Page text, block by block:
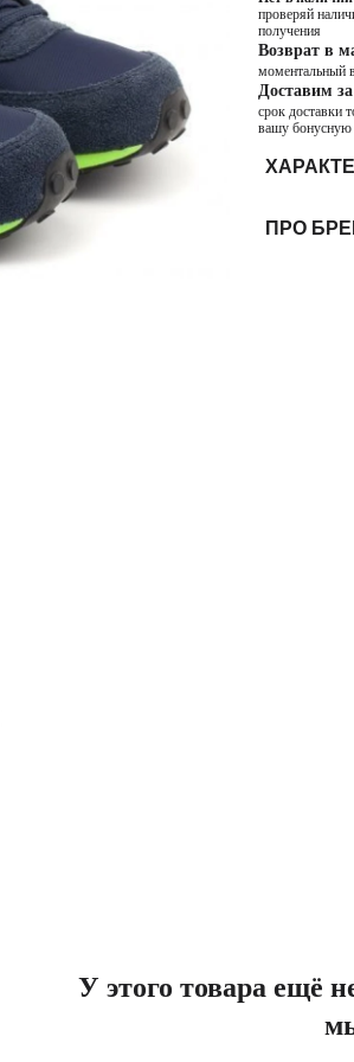
проверяй
получения
Возврат в
моментальный
Доставим
срок доставки
вашу бонусную
ПРО
У этого товара ещё